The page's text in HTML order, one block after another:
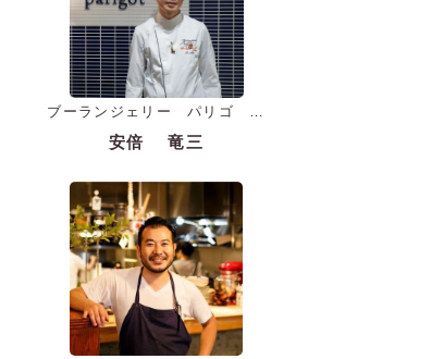
ブーランジェリー パリゴ オ
ーナーシェフ
安倍 竜三